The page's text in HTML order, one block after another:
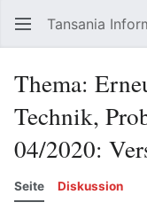
Tansania
Thema:
Technik,
04/2020:
Seite Diskussion